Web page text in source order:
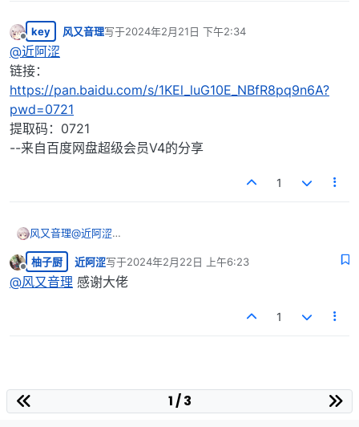
离线
key 风又音理写于2024年2月21日 下午2:34
最后由 编辑
@近阿涩
链接：
https://pan.baidu.com/s/1KEl_luG10E_NBfR8pq9n6A?
pwd=0721
提取码：0721
--来自百度网盘超级会员V4的分享
1
风又音理@近阿涩
https://pan.baidu.com/s/1KEl_luG10E_NBfR8pq9n6A?
pwd=0721
离线
柚子厨 近阿涩写于2024年2月22日 上午6:23
最后由 编辑
@风又音理 感谢大佬
1
1 / 3